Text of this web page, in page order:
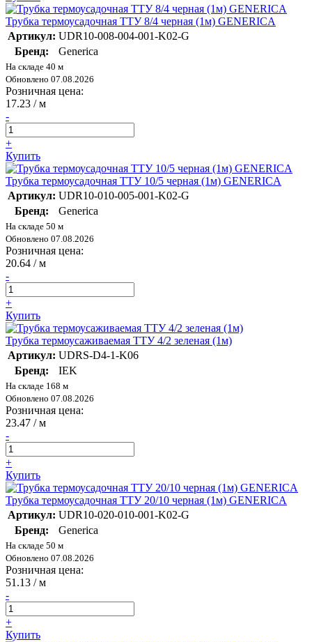
Трубка термоусадочная ТТУ 8/4 черная (1м) GENERICA
Артикул: UDR10-008-004-001-K02-G
Бренд:
Generica
На складе 40 м
Обновлено 07.08.2026
Розничная цена:
17.23 / м
-
+
Купить
Трубка термоусадочная ТТУ 10/5 черная (1м) GENERICA
Артикул: UDR10-010-005-001-K02-G
Бренд:
Generica
На складе 50 м
Обновлено 07.08.2026
Розничная цена:
20.64 / м
-
+
Купить
Трубка термоусаживаемая ТТУ 4/2 зеленая (1м)
Артикул: UDRS-D4-1-K06
Бренд:
IEK
На складе 168 м
Обновлено 07.08.2026
Розничная цена:
23.47 / м
-
+
Купить
Трубка термоусадочная ТТУ 20/10 черная (1м) GENERICA
Артикул: UDR10-020-010-001-K02-G
Бренд:
Generica
На складе 50 м
Обновлено 07.08.2026
Розничная цена:
51.13 / м
-
+
Купить